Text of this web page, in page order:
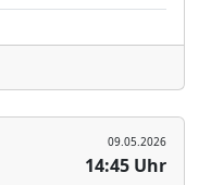
09.05.2026
14:45 Uhr